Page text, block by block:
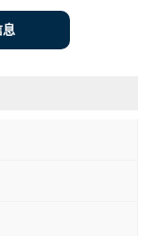
息